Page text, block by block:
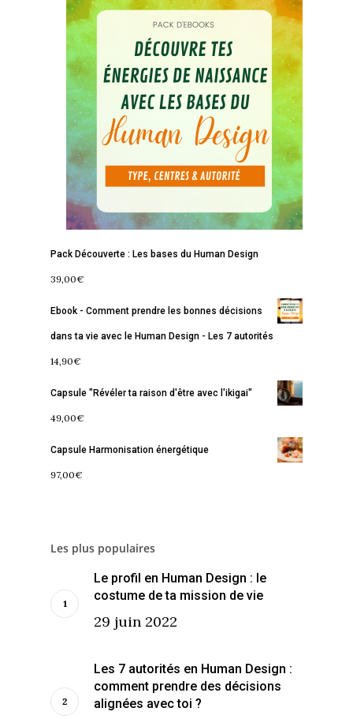
Pack Découverte : Les bases du Human Design
39,00€
Ebook - Comment prendre les bonnes décisions
dans ta vie avec le Human Design - Les 7 autorités
14,90€
Capsule "Révéler ta raison d'être avec l'ikigai"
49,00€
Capsule Harmonisation énergétique
97,00€
Les plus populaires
Le profil en Human Design : le
costume de ta mission de vie
29 juin 2022
Les 7 autorités en Human Design :
comment prendre des décisions
alignées avec toi ?